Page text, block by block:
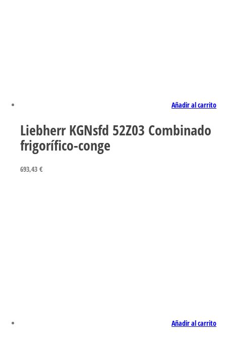
Añadir al carrito
Liebherr KGNsfd 52Z03 Combinado
frigorífico-conge
693,43 €
Añadir al carrito